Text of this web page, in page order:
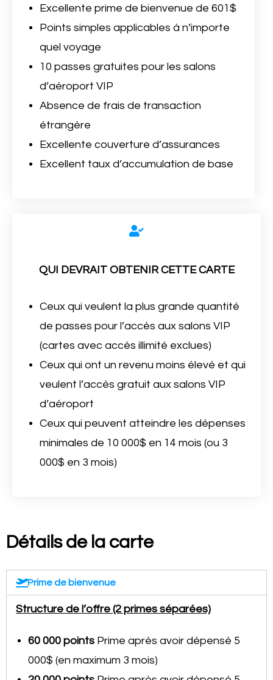
Excellente prime de bienvenue de 601$
Points simples applicables à n’importe
quel voyage
10 passes gratuites pour les salons
d’aéroport VIP
Absence de frais de transaction
étrangère
Excellente couverture d’assurances
Excellent taux d’accumulation de base
QUI DEVRAIT OBTENIR CETTE CARTE
Ceux qui veulent la plus grande quantité
de passes pour l’accès aux salons VIP
(cartes avec accès illimité exclues)
Ceux qui ont un revenu moins élevé et qui
veulent l’accès gratuit aux salons VIP
d’aéroport
Ceux qui peuvent atteindre les dépenses
minimales de 10 000$ en 14 mois (ou 3
000$ en 3 mois)
Détails de la carte
Prime de bienvenue
Structure de l’offre (2 primes séparées)
60 000 points Prime après avoir dépensé 5
000$ (en maximum 3 mois)